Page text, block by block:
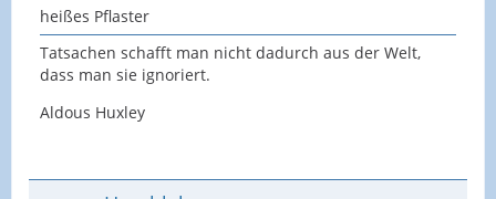
heißes Pflaster
Tatsachen schafft man nicht dadurch aus der Welt,
dass man sie ignoriert.
Aldous Huxley